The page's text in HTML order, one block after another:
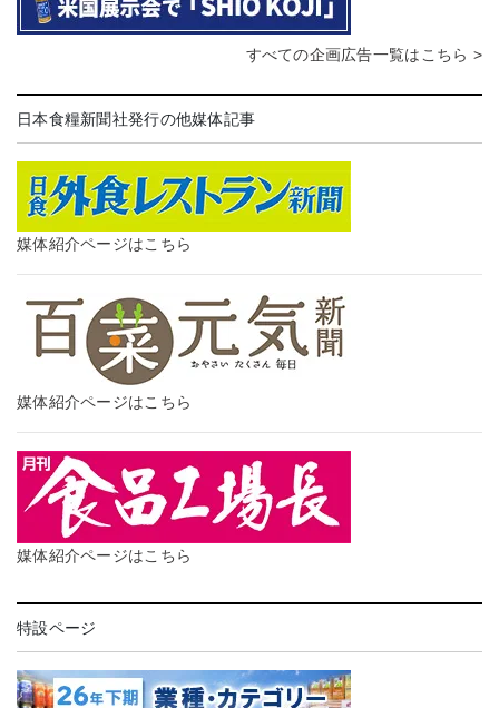
すべての企画広告一覧はこちら >
日本食糧新聞社発行の他媒体記事
媒体紹介ページはこちら
媒体紹介ページはこちら
媒体紹介ページはこちら
特設ページ